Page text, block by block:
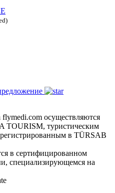
осуществляются
TOURISM, туристическим
в TÜRSAB
в сертифицированном
специализирующемся на